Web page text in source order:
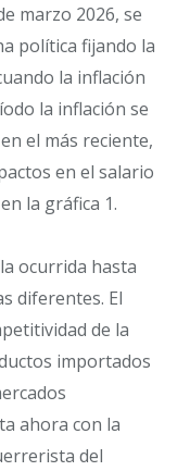
marzo 2026, se
política fijando la
la inflación
la inflación se
el más reciente,
en el salario
la gráfica 1.
ocurrida hasta
diferentes. El
de la
importados
ahora con la
del